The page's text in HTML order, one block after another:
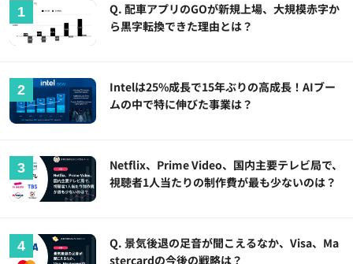
Q. 配車アプリのGOが新規上場、大規模赤字か
ら黒字転換できた理由とは？
Intelは25%成長で15年ぶりの高成長！AIブー
ムの中で特に伸びた事業は？
Netflix、Prime Video、国内主要テレビ局で、
視聴者1人当たりの制作費が最も少ないのは？
Q. 景気後退の足音が聞こえるなか、Visa、Ma
stercardの今後の戦略は？